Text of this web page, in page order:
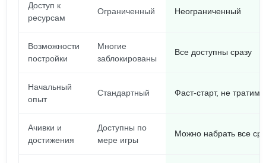
Доступ к
ресурсам
Ограниченный Неограниченный
Возможности
постройки
Многие
заблокированы
Все доступны сразу
Начальный
опыт
Стандартный Фаст-старт, не тратим
Ачивки и
достижения
Доступны по
мере игры
Можно набрать все